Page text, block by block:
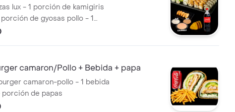
lux - 1 porción de kamigiris
de gyosas pollo - 1
1,5 lts - 1 trilogía de salsas
camaron/Pollo + Bebida + papa
camaron-pollo - 1 bebida
porción de papas